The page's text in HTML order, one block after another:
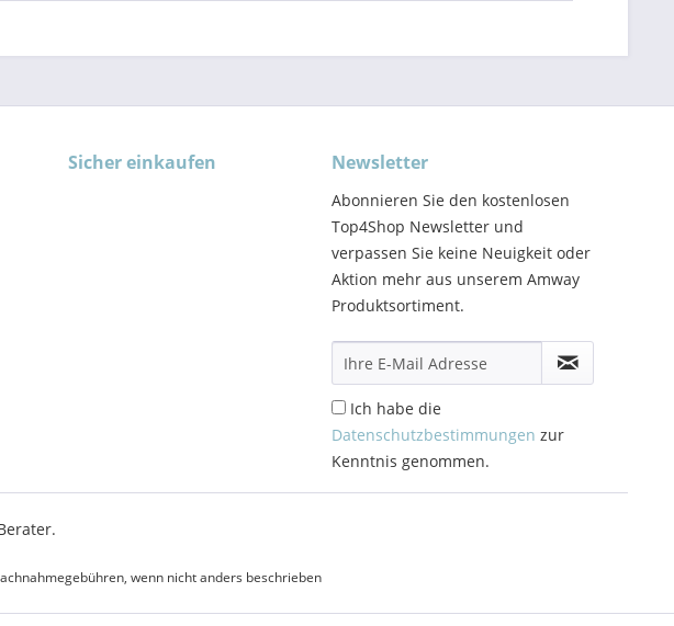
Sicher einkaufen Newsletter
Abonnieren Sie den kostenlosen
Top4Shop Newsletter und
verpassen Sie keine Neuigkeit oder
Aktion mehr aus unserem Amway
Produktsortiment.
Ich habe die
Datenschutzbestimmungen zur
Kenntnis genommen.
wenn nicht anders beschrieben